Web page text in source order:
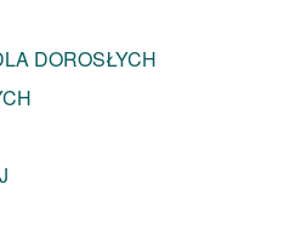
DOROSŁYCH